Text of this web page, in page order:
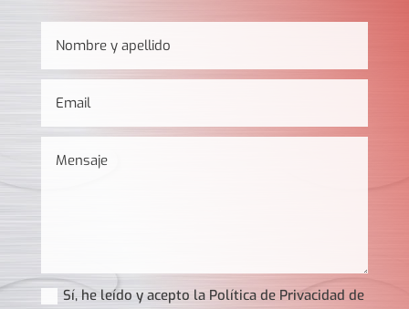
Sí, he leído y acepto la Política de Privacidad de